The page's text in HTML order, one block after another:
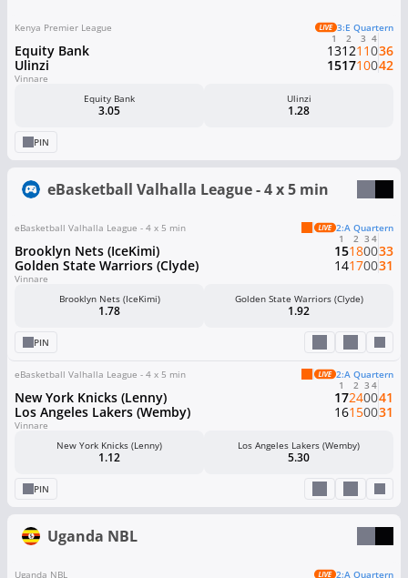
Kenya Premier League 3:e Quartern
Equity Bank
Ulinzi
1
13
15
2
12
17
3
11
10
4
0
0
36
42
Vinnare
Equity Bank
3.05
Ulinzi
1.28
PIN
eBasketball Valhalla League - 4 x 5 min
eBasketball Valhalla League - 4 x 5 min 2:a Quartern
Brooklyn Nets (IceKimi)
Golden State Warriors (Clyde)
1
15
14
2
18
17
3
0
0
4
0
0
33
31
Vinnare
Brooklyn Nets (IceKimi)
1.78
Golden State Warriors (Clyde)
1.92
PIN
eBasketball Valhalla League - 4 x 5 min 2:a Quartern
New York Knicks (Lenny)
Los Angeles Lakers (Wemby)
1
17
16
2
24
15
3
0
0
4
0
0
41
31
Vinnare
New York Knicks (Lenny)
1.12
Los Angeles Lakers (Wemby)
5.30
PIN
Uganda NBL
Uganda NBL 2:a Quartern